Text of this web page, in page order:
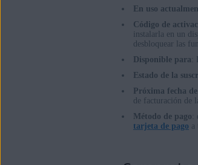
En uso
Código de
instalarla en un
desbloquear las
Disponible para
Estado de la
Próxima fecha
de facturación de
Método de pago
tarjeta de pago